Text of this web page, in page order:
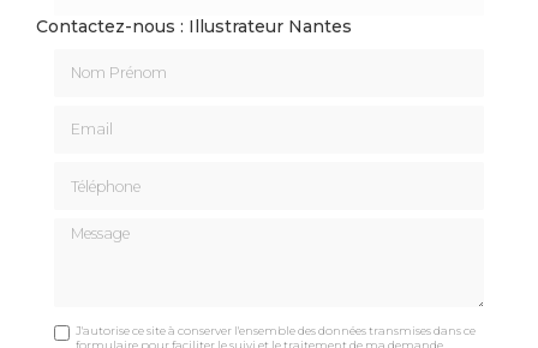
Contactez-nous : Illustrateur Nantes
Message
J'autorise ce site à conserver l'ensemble des données transmises dans ce